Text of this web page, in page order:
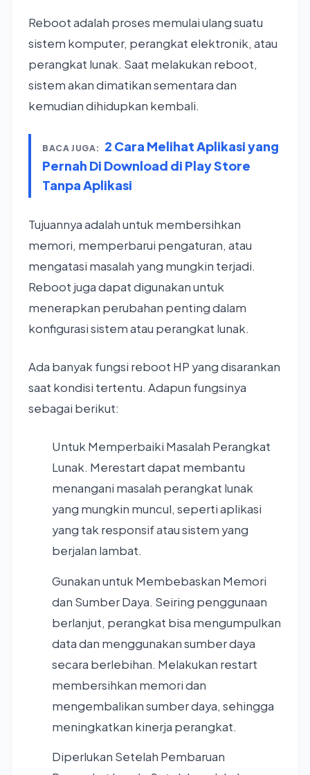
Reboot adalah proses memulai ulang suatu
sistem komputer, perangkat elektronik, atau
perangkat lunak. Saat melakukan reboot,
sistem akan dimatikan sementara dan
kemudian dihidupkan kembali.
BACA JUGA:
2 Cara Melihat Aplikasi yang
Pernah Di Download di Play Store
Tanpa Aplikasi
Tujuannya adalah untuk membersihkan
memori, memperbarui pengaturan, atau
mengatasi masalah yang mungkin terjadi.
Reboot juga dapat digunakan untuk
menerapkan perubahan penting dalam
konfigurasi sistem atau perangkat lunak.
Ada banyak fungsi reboot HP yang disarankan
saat kondisi tertentu. Adapun fungsinya
sebagai berikut:
Untuk Memperbaiki Masalah Perangkat
Lunak. Merestart dapat membantu
menangani masalah perangkat lunak
yang mungkin muncul, seperti aplikasi
yang tak responsif atau sistem yang
berjalan lambat.
Gunakan untuk Membebaskan Memori
dan Sumber Daya. Seiring penggunaan
berlanjut, perangkat bisa mengumpulkan
data dan menggunakan sumber daya
secara berlebihan. Melakukan restart
membersihkan memori dan
mengembalikan sumber daya, sehingga
meningkatkan kinerja perangkat.
Diperlukan Setelah Pembaruan